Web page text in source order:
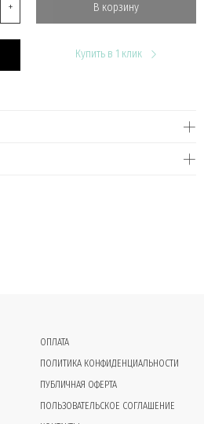
+ В корзину
Купить в 1 клик
ОПЛАТА
ПОЛИТИКА КОНФИДЕНЦИАЛЬНОСТИ
ПУБЛИЧНАЯ ОФЕРТА
ПОЛЬЗОВАТЕЛЬСКОЕ СОГЛАШЕНИЕ